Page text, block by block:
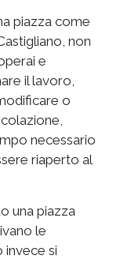
piazza come
non
e
il lavoro,
o
necessario
riaperto al
una piazza
le
invece si